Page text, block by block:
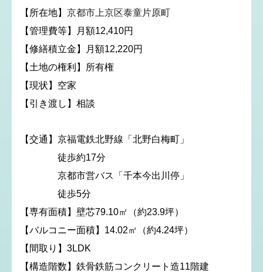
【所在地】京都市上京区泰童片原町
【管理費等】月額12,410円
【修繕積立金】月額12,220円
【土地の権利】所有権
【現状】空家
【引き渡し】相談
【交通】京福電鉄北野線「北野白梅町」
徒歩約17分
京都市営バス「千本今出川停」
徒歩5分
【専有面積】壁芯79.10㎡（約23.9坪）
【バルコニー面積】14.02㎡（約4.24坪）
【間取り】3LDK
【構造階数】鉄骨鉄筋コンクリート造11階建